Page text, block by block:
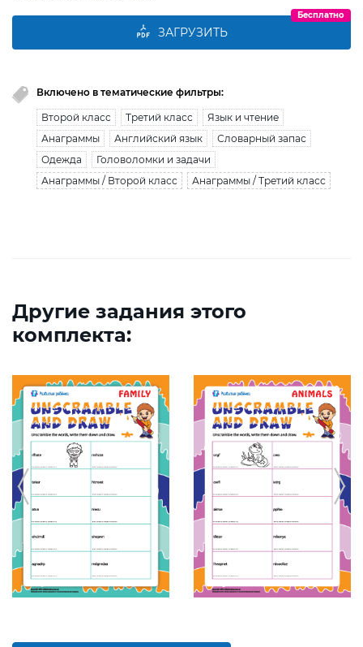
ЗАГРУЗИТЬ
Бесплатно
Включено в тематические фильтры:
Второй класс Третий класс
Язык и чтение
Анаграммы
Английский язык
Словарный запас
Одежда
Головоломки и задачи
Анаграммы / Второй класс
Анаграммы / Третий класс
Другие задания этого
комплекта: